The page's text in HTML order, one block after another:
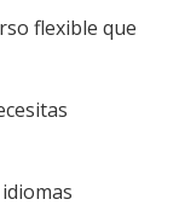
flexible que